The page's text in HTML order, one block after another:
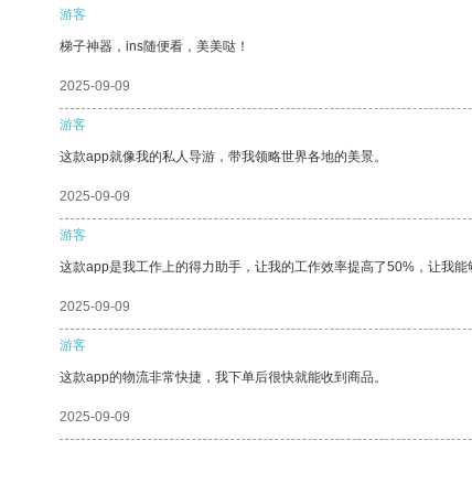
游客
梯子神器，ins随便看，美美哒！
2025-09-09
游客
这款app就像我的私人导游，带我领略世界各地的美景。
2025-09-09
游客
这款app是我工作上的得力助手，让我的工作效率提高了50%，让我能
2025-09-09
游客
这款app的物流非常快捷，我下单后很快就能收到商品。
2025-09-09